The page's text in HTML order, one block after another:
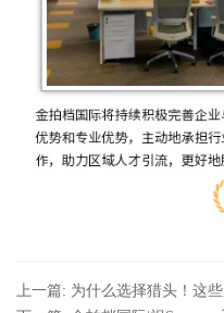
上一篇: 为什么选择猎头！这